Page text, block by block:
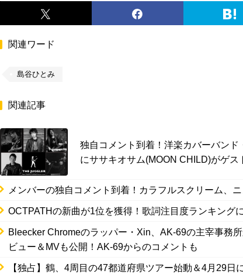
関連ワード
島谷ひとみ
関連記事
独自コメント到着！洋楽カバーバン
にササキオサム(MOON CHILD)がゲス
メンバーの独自コメント到着！カラフルスクリーム、
OCTPATHの新曲が1位を獲得！歌詞注目度ランキング
Bleecker Chromeのラッパー・Xin、AK-69の主宰事務
ビュー＆MVも公開！AK-69からのコメントも
【独占】鶴、4周目の47都道府県ツアー始動＆4月29日